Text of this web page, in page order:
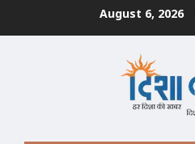
August 6, 2026